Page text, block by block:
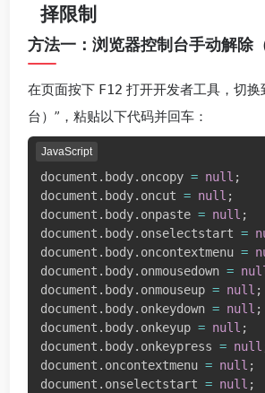
择限制
方法一：浏览器控制台手动解除
在页面按下 F12 打开开发者工具，切
台）”，粘贴以下代码并回车：
document . body. oncopy = null ;
document . body. oncut = null ;
document . body. onpaste = null ;
document . body. onselectstart =
document . body. oncontextmenu =
document . body. onmousedown =
document . body. onmouseup = null ;
document . body. onkeydown = null ;
document . body. onkeyup = null ;
document . body. onkeypress = null
document . oncontextmenu = null ;
document . onselectstart = null ;
JavaScript